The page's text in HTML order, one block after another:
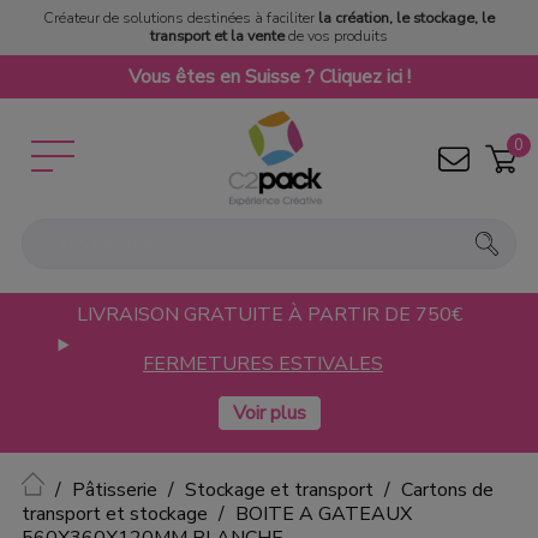
Créateur de solutions destinées à faciliter la création, le stockage, le
transport et la ventede vos produits
Vous êtes en Suisse ? Cliquez ici !
0
LIVRAISON GRATUITE À PARTIR DE 750€
FERMETURES ESTIVALES
Accueil
Pâtisserie Stockage et transport
Cartons de
transport et stockage
BOITE A GATEAUX